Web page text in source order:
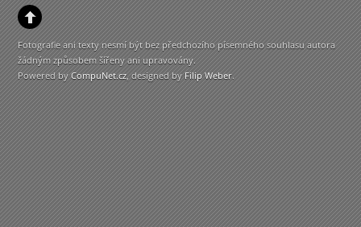
Fotografie ani texty nesmí být bez předchozího písemného souhlasu autora
žádným způsobem šířeny ani upravovány.
Powered byCompuNet.cz, designed byFilip Weber.